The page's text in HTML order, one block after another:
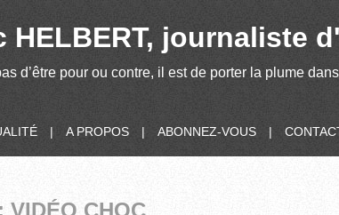
HELBERT, journaliste
d’être pour ou contre, il est de porter la plume
| A PROPOS | ABONNEZ-VOUS |
VIDÉO CHOC